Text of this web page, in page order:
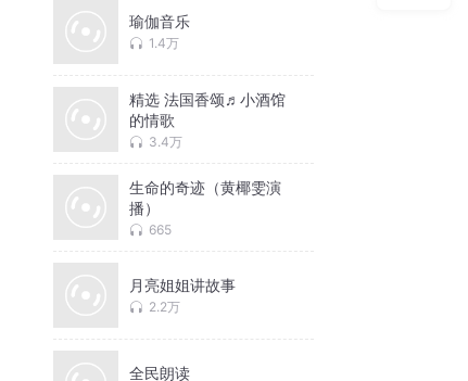
瑜伽音乐
1.4万
精选 法国香颂♬小酒馆
的情歌
3.4万
生命的奇迹（黄椰雯演
播）
665
月亮姐姐讲故事
2.2万
全民朗读